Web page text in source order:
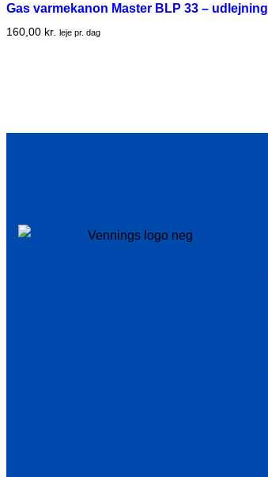
Gas varmekanon Master BLP 33 – udlejning
160,00 kr. leje pr. dag